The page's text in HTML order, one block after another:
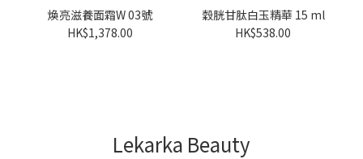
煥亮滋養面霜W 03號
HK$1,378.00
穀胱甘肽白玉精華 15 ml
HK$538.00
Lekarka Beauty